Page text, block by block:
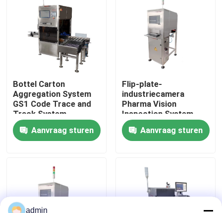
Over ons
Fabriekstocht
Kwaliteitscontrole
Neem contact met ons op
Vraag een offerte
Bottel Carton
Aggregation System
GS1 Code Trace and
Track System
(Systeem voor het
opsporen en opsporen
van GS1-codes)
Aanvraag sturen
Flip-plate-
industriecamera
Pharma Vision
Inspection System
IOT-functie
Aanvraag sturen
admin